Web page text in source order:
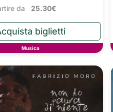
da 25.30€
Musica